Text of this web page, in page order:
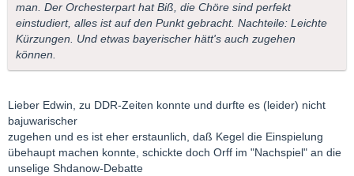
man. Der Orchesterpart hat Biß, die Chöre sind perfekt
einstudiert, alles ist auf den Punkt gebracht. Nachteile: Leichte
Kürzungen. Und etwas bayerischer hätt's auch zugehen
können.
Lieber Edwin, zu DDR-Zeiten konnte und durfte es (leider) nicht
bajuwarischer
zugehen und es ist eher erstaunlich, daß Kegel die Einspielung
übehaupt machen konnte, schickte doch Orff im "Nachspiel" an die
unselige Shdanow-Debatte